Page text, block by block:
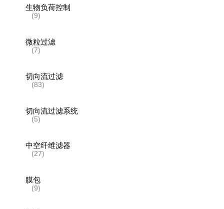
生物负荷控制
(9)
微粒过滤
(7)
切向流过滤
(83)
切向流过滤系统
(5)
中空纤维滤器
(27)
膜包
(9)